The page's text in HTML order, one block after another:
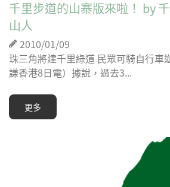
千里步道的山寨版來啦！ by
山人
2010/01/09
珠三角將建千里綠道 民眾可騎自行車
謙香港8日電）據說，過去3...
更多